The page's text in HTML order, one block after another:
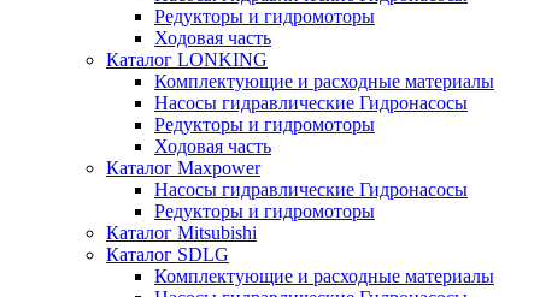
Редукторы и гидромоторы
Ходовая часть
Каталог LONKING
Комплектующие и расходные материалы
Насосы гидравлические Гидронасосы
Редукторы и гидромоторы
Ходовая часть
Каталог Maxpower
Насосы гидравлические Гидронасосы
Редукторы и гидромоторы
Каталог Mitsubishi
Каталог SDLG
Комплектующие и расходные материалы